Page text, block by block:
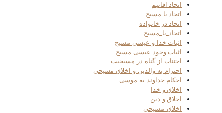
اتحاد اقانیم
اتحاد با مسیح
اتحاد در خانواده
اتحاد_با_مسیح
اثبات خدا و عیسی مسیح
اثبات وجود عیسی مسیح
اجتناب از گناه در مسیحیت
احترام به والدین و اخلاق مسیحی
احکام خداوند به موسی
اخلاق و خدا
اخلاق و دین
اخلاق_مسیحی